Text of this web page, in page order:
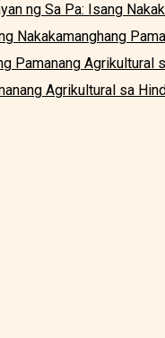
ng Sa Pa: Isang
Nakakamanghang
Pamanang Agrikultural
Agrikultural sa